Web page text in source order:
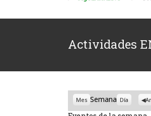
Actividades
Mes Semana Día